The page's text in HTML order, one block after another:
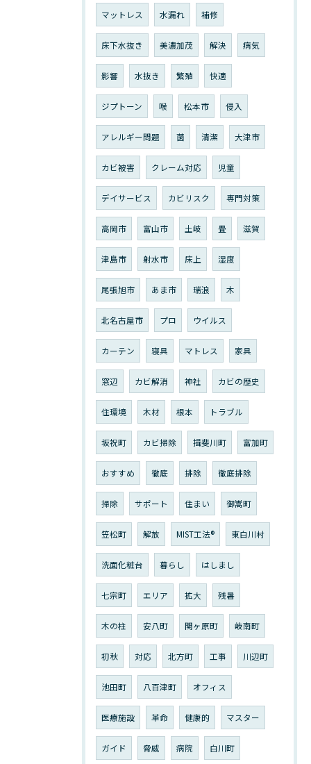
マットレス 水漏れ 補修
床下水抜き 美濃加茂 解決 病気
影響 水抜き 繁殖 快適
ジプトーン 喉 松本市 侵入
アレルギー問題 菌 清潔 大津市
カビ被害 クレーム対応 児童
デイサービス カビリスク 専門対策
高岡市 富山市 土岐 畳 滋賀
津島市 射水市 床上 湿度
尾張旭市 あま市 瑞浪 木
北名古屋市 プロ ウイルス
カーテン 寝具 マトレス 家具
窓辺 カビ解消 神社 カビの歴史
住環境 木材 根本 トラブル
坂祝町 カビ掃除 揖斐川町 富加町
おすすめ 徹底 排除 徹底排除
掃除 サポート 住まい 御嵩町
笠松町 解放 MIST工法®︎ 東白川村
洗面化粧台 暮らし はしまし
七宗町 エリア 拡大 残暑
木の柱 安八町 関ヶ原町 岐南町
初秋 対応 北方町 工事 川辺町
池田町 八百津町 オフィス
医療施設 革命 健康的 マスター
ガイド 脅威 病院 白川町